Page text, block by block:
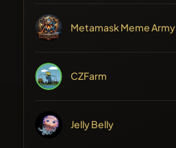
Metamask Meme Army
CZFarm
Jelly Belly